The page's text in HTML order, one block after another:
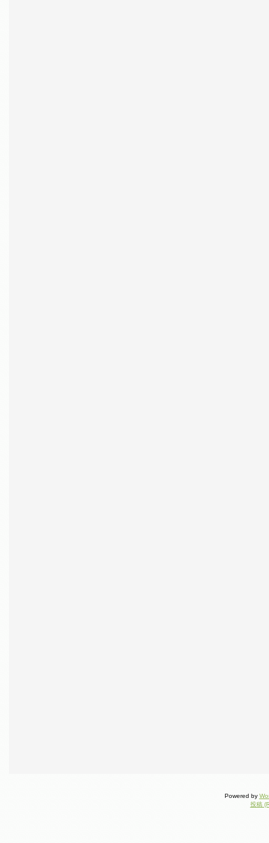
Powered by
投稿